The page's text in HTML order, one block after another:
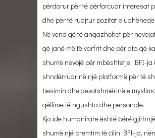
përdorur për të përforcuar interesat
dhe për të ruajtur pozitat e
Në vend që të angazhohet për
që janë më të varfrit dhe për ata që
shumë nevojë për mbështetje, BFI-ja
shndërruar në një platformë për të
besimin dhe devotshmërinë e
qëllime të ngushta dhe personale.
Kjo ide humanitare është bërë
shumë një premtim të cilin BFI-ja, nën